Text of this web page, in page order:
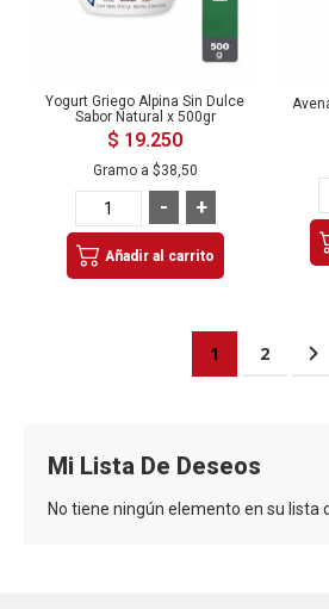
Yogurt Griego Alpina Sin Dulce
Sabor Natural x 500gr
$ 19.250
Gramo a $38,50
+
-
Añadir al carrito
Actualmente
1 Página
2
Mi Lista De Deseos
No tiene ningún elemento en su lista